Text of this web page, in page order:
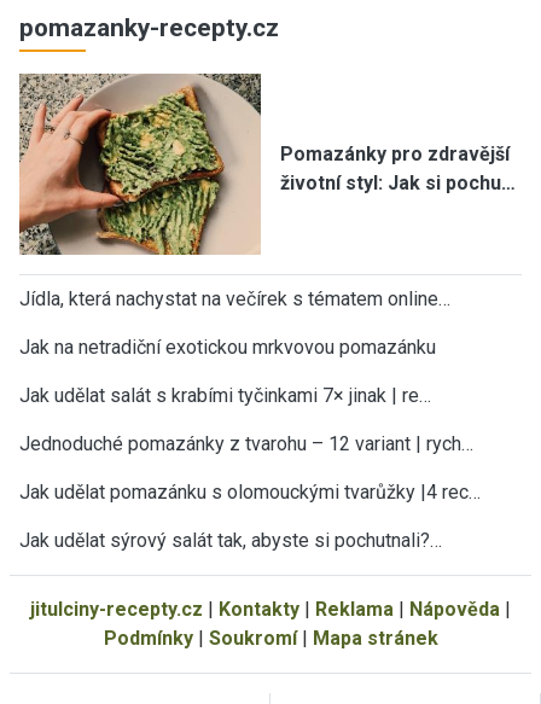
pomazanky-recepty.cz
Pomazánky pro zdravější
životní styl: Jak si pochu…
Jídla, která nachystat na večírek s tématem online…
Jak na netradiční exotickou mrkvovou pomazánku
Jak udělat salát s krabími tyčinkami 7× jinak | re…
Jednoduché pomazánky z tvarohu – 12 variant | rych…
Jak udělat pomazánku s olomouckými tvarůžky |4 rec…
Jak udělat sýrový salát tak, abyste si pochutnali?…
jitulciny-recepty.cz | Kontakty | Reklama | Nápověda |
Podmínky| Soukromí| Mapa stránek